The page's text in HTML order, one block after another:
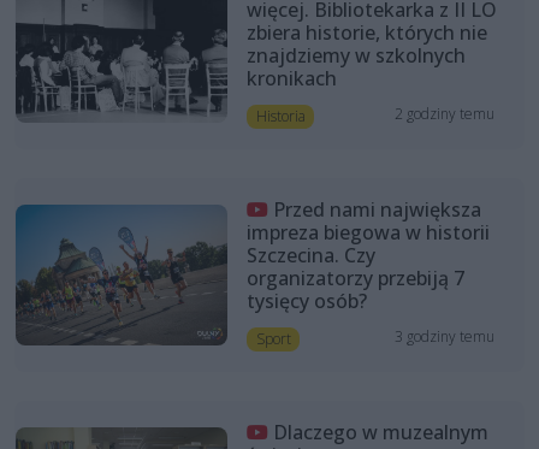
więcej. Bibliotekarka z II LO
zbiera historie, których nie
znajdziemy w szkolnych
kronikach
Historia 2 godziny temu
Przed nami największa
impreza biegowa w historii
Szczecina. Czy
organizatorzy przebiją 7
tysięcy osób?
Sport 3 godziny temu
Dlaczego w muzealnym